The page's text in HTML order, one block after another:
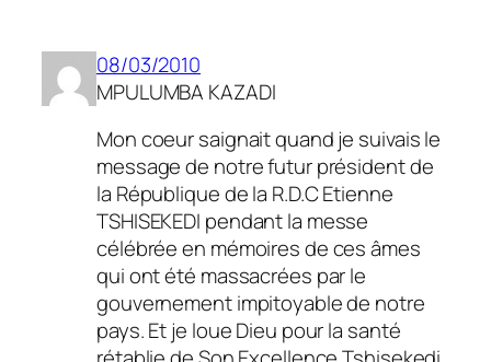
08/03/2010
MPULUMBA KAZADI
Mon coeur saignait quand je suivais le
message de notre futur président de
la République de la R.D.C Etienne
TSHISEKEDI pendant la messe
célébrée en mémoires de ces âmes
qui ont été massacrées par le
gouvernement impitoyable de notre
pays. Et je loue Dieu pour la santé